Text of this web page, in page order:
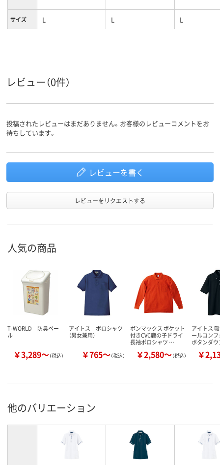
サイズ L L L
レビュー（0件）
投稿されたレビューはまだありません。お客様のレビューコメントをお
待ちしています。
レビューを書く
レビューをリクエストする
人気の商品
T-WORLD 防臭ペー
ル
￥3,289～（税込）
アイトス ポロシャツ
（男女兼用）
￥765～（税込）
ボンマックス ポケット
付きCVC鹿の子ドライ
長袖ポロシャツ …
￥2,580～（税込）
アイトス
ールコンフ
ボタンダ
￥
他のバリエーション